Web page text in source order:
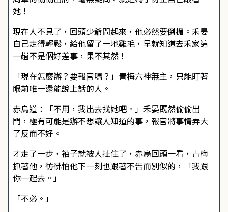
她！
現在人不見了，回頭少爺問起來，他必然要倒楣。禾晏
自己走得輕鬆，給他留了一地雞毛，早就知道去禾家這
一趟不是個好差事，果不其然！
「現在怎麼辦？要報官嗎？」青梅六神無主，只能盯著
眼前唯一還能說上話的人。
赤烏道：「不用，我出去找她吧。」禾晏既然偷偷出
門，極有可能是辦不想讓人知道的事，報官將事情弄大
了反而不好。
才走了一步，袖子就被人扯住了，赤烏回頭一看，青梅
抓著他，彷彿怕他下一刻也跟著不告而別似的，「我跟
你一起去。」
「不必。」